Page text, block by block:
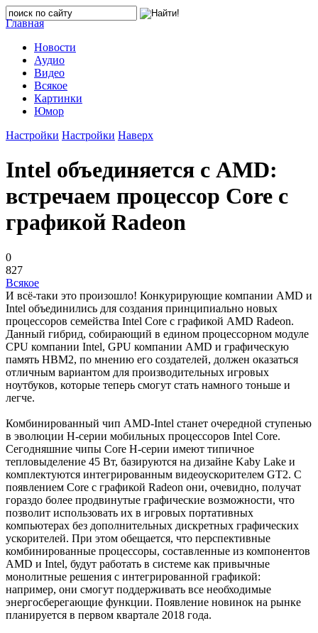
Главная
Новости
Аудио
Видео
Всякое
Картинки
Юмор
Настройки Настройки Наверх
Intel объединяется с AMD:
встречаем процессор Core с
графикой Radeon
0
827
Всякое
И всё-таки это произошло! Конкурирующие компании AMD и
Intel объединились для создания принципиально новых
процессоров семейства Intel Core с графикой AMD Radeon.
Данный гибрид, собирающий в едином процессорном модуле
CPU компании Intel, GPU компании AMD и графическую
память HBM2, по мнению его создателей, должен оказаться
отличным вариантом для производительных игровых
ноутбуков, которые теперь смогут стать намного тоньше и
легче.
Комбинированный чип AMD-Intel станет очередной ступенью
в эволюции H-серии мобильных процессоров Intel Core.
Сегодняшние чипы Core H-серии имеют типичное
тепловыделение 45 Вт, базируются на дизайне Kaby Lake и
комплектуются интегрированным видеоускорителем GT2. С
появлением Core с графикой Radeon они, очевидно, получат
гораздо более продвинутые графические возможности, что
позволит использовать их в игровых портативных
компьютерах без дополнительных дискретных графических
ускорителей. При этом обещается, что перспективные
комбинированные процессоры, составленные из компонентов
AMD и Intel, будут работать в системе как привычные
монолитные решения с интегрированной графикой:
например, они смогут поддерживать все необходимые
энергосберегающие функции. Появление новинок на рынке
планируется в первом квартале 2018 года.